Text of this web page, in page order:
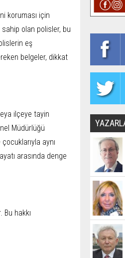
koruması için
sahip olan polisler, bu
eş
belgeler, dikkat
ilçeye tayin
Müdürlüğü
aynı
arasında denge
hakkı